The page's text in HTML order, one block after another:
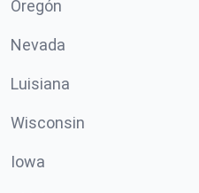
Oregón
Nevada
Luisiana
Wisconsin
Iowa